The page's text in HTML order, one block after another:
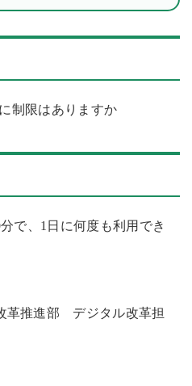
制限はありますか
で、1日に何度も利用でき
革推進部 デジタル改革担